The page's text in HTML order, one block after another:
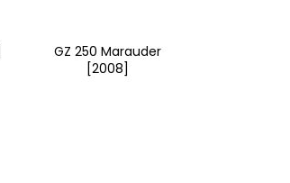
GZ 250 Marauder
[2008]